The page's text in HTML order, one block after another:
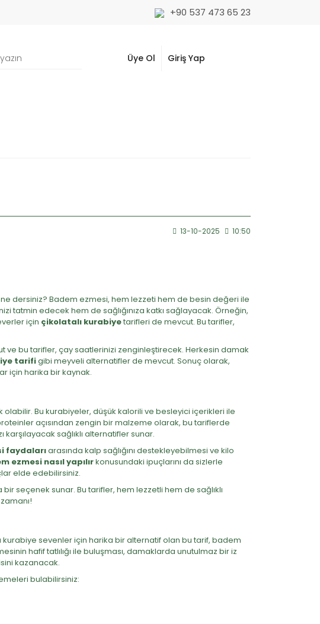
+90 537 473 65 23
Üye Ol Giriş Yap
13-10-2025 10:50
dersiniz? Badem ezmesi, hem lezzeti hem de besin değeri ile
tatmin edecek hem de sağlığınıza katkı sağlayacak. Örneğin,
için çikolatalı kurabiyetarifleri de mevcut. Bu tarifler,
ve bu tarifler, çay saatlerinizi zenginleştirecek. Herkesin damak
tarifigibi meyveli alternatifler de mevcut. Sonuç olarak,
için harika bir kaynak.
olabilir. Bu kurabiyeler, düşük kalorili ve besleyici içerikleri ile
açısından zengin bir malzeme olarak, bu tariflerde
karşılayacak sağlıklı alternatifler sunar.
faydalarıarasında kalp sağlığını destekleyebilmesi ve kilo
ezmesi nasıl yapılırkonusundaki ipuçlarını da sizlerle
elde edebilirsiniz.
seçenek sunar. Bu tarifler, hem lezzetli hem de sağlıklı
kurabiye sevenler için harika bir alternatif olan bu tarif, badem
hafif tatlılığı ile buluşması, damaklarda unutulmaz bir iz
kazanacak.
bulabilirsiniz: